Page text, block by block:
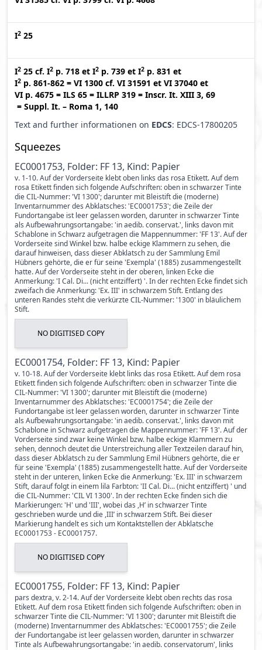
I2 25
I2 25 cf. I2 p. 718 et I2 p. 739 et I2 p. 831 et
I2 p. 861-862 = VI 1300 cf. VI 31591 et VI 37040 et
VI p. 4675 = ILS 65 = ILLRP 319 = Inscr. It. XIII 3, 69
= Suppl. It. – Roma 1, 140
Text and further informationen on EDCS: EDCS-17800205
Squeezes
EC0001753, Folder: FF 13, Kind: Papier
v. 1-10. Auf der Vorderseite klebt oben links das rosa Etikett. Auf dem
rosa Etikett finden sich folgende Aufschriften: oben in schwarzer Tinte
die CIL-Nummer: 'VI 1300'; darunter mit Bleistift die (moderne)
Inventarnummer des Abklatsches: 'EC0001753'; die Zeile der
Fundortangabe ist leer gelassen worden, darunter in schwarzer Tinte
als Aufbewahrungsortangabe: 'in aedib. conservat.', links davon mit
Schablone in Schwarz aufgetragen die Mappennummer: 'FF 13'. Auf der
Vorderseite sind Winkel bzw. halbe eckige Klammern zu sehen, die
darauf hinweisen, dass dieser Abklatsch zu der Sammlung Emil
Hübners gehörte, die er für seine 'Exempla' (1885) zusammengestellt
hatte. Auf der Vorderseite steht in der oberen, linken Ecke die
Anmerkung: 'I Cal. Di... (nicht entziffert) '. In der rechten Ecke findet sich
zweifach die Anmerkung: 'Ex. III' in schwarzem Stift. Entlang des
unteren Randes steht die verkürzte CIL-Nummer: '1300' in bläulichem
Stift.
NO DIGITISED COPY
EC0001754, Folder: FF 13, Kind: Papier
v. 10-18. Auf der Vorderseite klebt links das rosa Etikett. Auf dem rosa
Etikett finden sich folgende Aufschriften: oben in schwarzer Tinte die
CIL-Nummer: 'VI 1300'; darunter mit Bleistift die (moderne)
Inventarnummer des Abklatsches: 'EC0001754'; die Zeile der
Fundortangabe ist leer gelassen worden, darunter in schwarzer Tinte
als Aufbewahrungsortangabe: 'in aedib. conservat.', links davon mit
Schablone in Schwarz aufgetragen die Mappennummer: 'FF 13'. Auf der
Vorderseite sind zwar keine Winkel bzw. halbe eckige Klammern zu
sehen, dennoch deutet die Unterstreichung aller Textzeilen darauf hin,
dass dieser Abklatsch zu der Sammlung Emil Hübners gehörte, die er
für seine 'Exempla' (1885) zusammengestellt hatte. Auf der Vorderseite
steht in der unteren, linken Ecke die Anmerkung: 'Ex. III' in schwarzem
Stift, darauf folgt in einem lila Farbton: 'II Cal. Di... (nicht entziffert) ' und
die CIL-Nummer: 'CIL VI 1300'. In der rechten Ecke finden sich die
Markierungen: 'H' und 'III', wobei das ,H’ in schwarzer Tinte
geschrieben wurde und die ,III’ in schwarzem Stift. Bei dieser
Markierung handelt es sich um Kontaktstellen der Abklatsche
EC0001753 - EC0001757.
NO DIGITISED COPY
EC0001755, Folder: FF 13, Kind: Papier
pars dextra, v. 2-14. Auf der Vorderseite klebt oben rechts das rosa
Etikett. Auf dem rosa Etikett finden sich folgende Aufschriften: oben in
schwarzer Tinte die CIL-Nummer: 'VI 1300'; darunter mit Bleistift die
(moderne) Inventarnummer des Abklatsches: 'EC0001755'; die Zeile
der Fundortangabe ist leer gelassen worden, darunter in schwarzer
Tinte als Aufbewahrungsortangabe: 'in aedib. conservatorum', links